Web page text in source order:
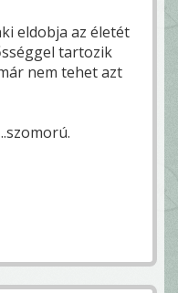
eldobja az életét
tartozik
nem tehet azt